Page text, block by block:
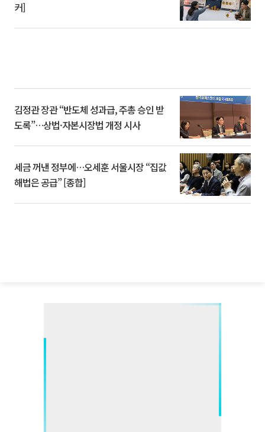
커]
김정관 장관 “반도체 성과급, 주총 승인 받
도록”…상법·자본시장법 개정 시사
세금 꺼낸 정부에…오세훈 서울시장 “집값
해법은 공급” [종합]